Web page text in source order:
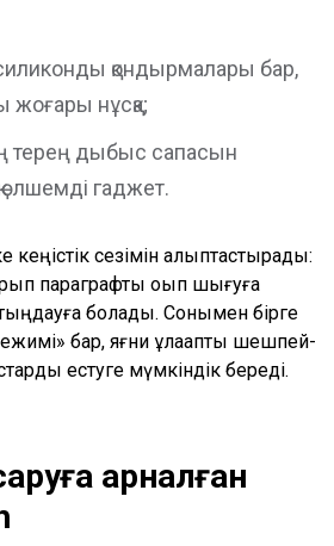
қондырмалары бар,
нұсқа;
терең дыбыс сапасын
гаджет.
кеңістік сезімін қалыптастырады:
параграфты оқып шығуға
тыңдауға болады. Сонымен бірге
бар, яғни құлаққапты шешпей-
естуге мүмкіндік береді.
арналған